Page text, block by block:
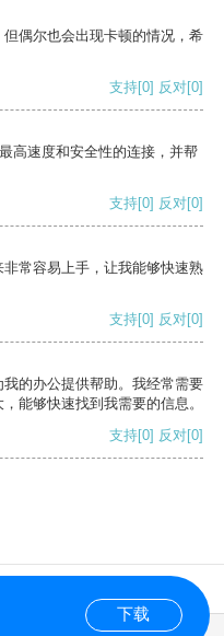
偶尔也会出现卡顿的情况，希
支持[0] 反对[0]
高速度和安全性的连接，并帮
支持[0] 反对[0]
常容易上手，让我能够快速熟
支持[0] 反对[0]
的办公提供帮助。我经常需要
能够快速找到我需要的信息。
支持[0] 反对[0]
下载